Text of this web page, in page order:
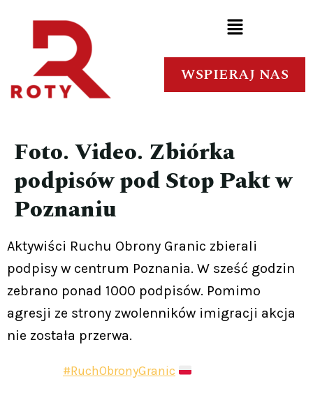
WSPIERAJ NAS
Foto. Video. Zbiórka
podpisów pod Stop Pakt w
Poznaniu
Aktywiści Ruchu Obrony Granic zbierali
podpisy w centrum Poznania. W sześć godzin
zebrano ponad 1000 podpisów. Pomimo
agresji ze strony zwolenników imigracji akcja
nie została przerwa.
#RuchObronyGranic